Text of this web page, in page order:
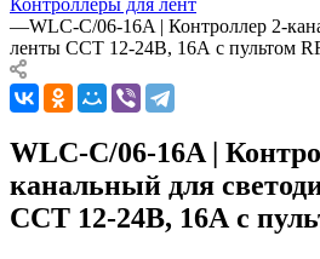
Контроллеры для лент
—WLC-C/06-16A | Контроллер 2-
ленты CCT 12-24В, 16А с пультом
WLC-C/06-16A |
канальный для
CCT 12-24В, 16А с